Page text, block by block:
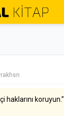
haklarını koruyun.”